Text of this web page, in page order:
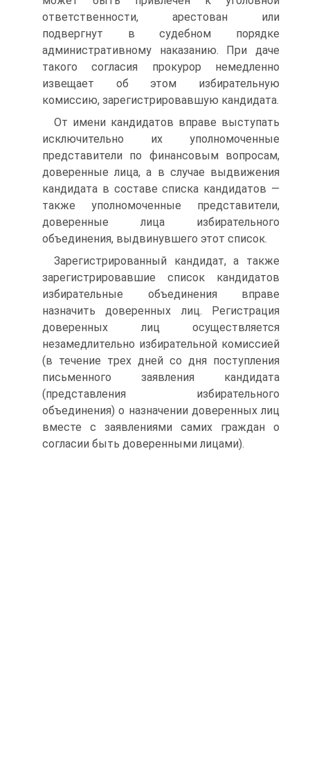
ответственности, арестован или
подвергнут в судебном порядке
административному наказанию. При даче
такого согласия прокурор немедленно
извещает об этом избирательную
комиссию, зарегистрировавшую кандидата.
От имени кандидатов вправе выступать
исключительно их уполномоченные
представители по финансовым вопросам,
доверенные лица, а в случае выдвижения
кандидата в составе списка кандидатов —
также уполномоченные представители,
доверенные лица избирательного
объединения, выдвинувшего этот список.
Зарегистрированный кандидат, а также
зарегистрировавшие список кандидатов
избирательные объединения вправе
назначить доверенных лиц. Регистрация
доверенных лиц осуществляется
незамедлительно избирательной комиссией
(в течение трех дней со дня поступления
письменного заявления кандидата
(представления избирательного
объединения) о назначении доверенных лиц
вместе с заявлениями самих граждан о
согласии быть доверенными лицами).